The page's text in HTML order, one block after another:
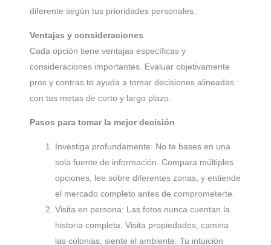
diferente según tus prioridades personales.
Ventajas y consideraciones
Cada opción tiene ventajas específicas y
consideraciones importantes. Evaluar objetivamente
pros y contras te ayuda a tomar decisiones alineadas
con tus metas de corto y largo plazo.
Pasos para tomar la mejor decisión
Investiga profundamente: No te bases en una
sola fuente de información. Compara múltiples
opciones, lee sobre diferentes zonas, y entiende
el mercado completo antes de comprometerte.
Visita en persona: Las fotos nunca cuentan la
historia completa. Visita propiedades, camina
las colonias, siente el ambiente. Tu intuición